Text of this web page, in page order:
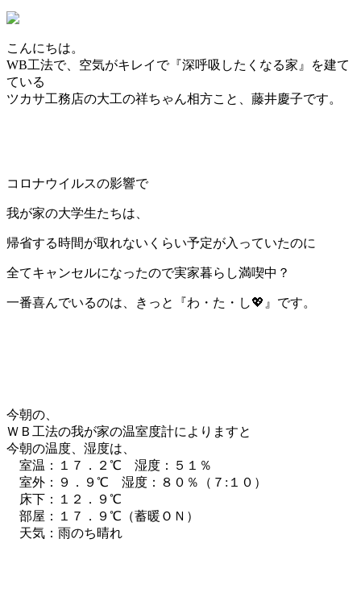
こんにちは。
WB工法で、空気がキレイで『深呼吸したくなる家』を建て
ている
ツカサ工務店の大工の祥ちゃん相方こと、藤井慶子です。
コロナウイルスの影響で
我が家の大学生たちは、
帰省する時間が取れないくらい予定が入っていたのに
全てキャンセルになったので実家暮らし満喫中？
一番喜んでいるのは、きっと『わ・た・し💖』です。
今朝の、
ＷＢ工法の我が家の温室度計によりますと
今朝の温度、湿度は、
室温：１７．２℃ 湿度：５１％
室外：９．９℃ 湿度：８０％（７:１０）
床下：１２．９℃
部屋：１７．９℃（蓄暖ＯＮ）
天気：雨のち晴れ